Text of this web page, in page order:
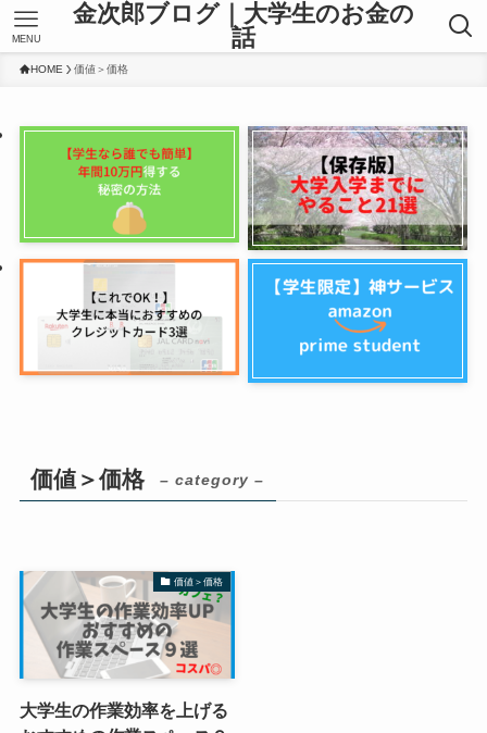
金次郎ブログ｜大学生のお金の
話
MENU
HOME 価値＞価格
価値＞価格 – category –
価値＞価格
大学生の作業効率を上げる